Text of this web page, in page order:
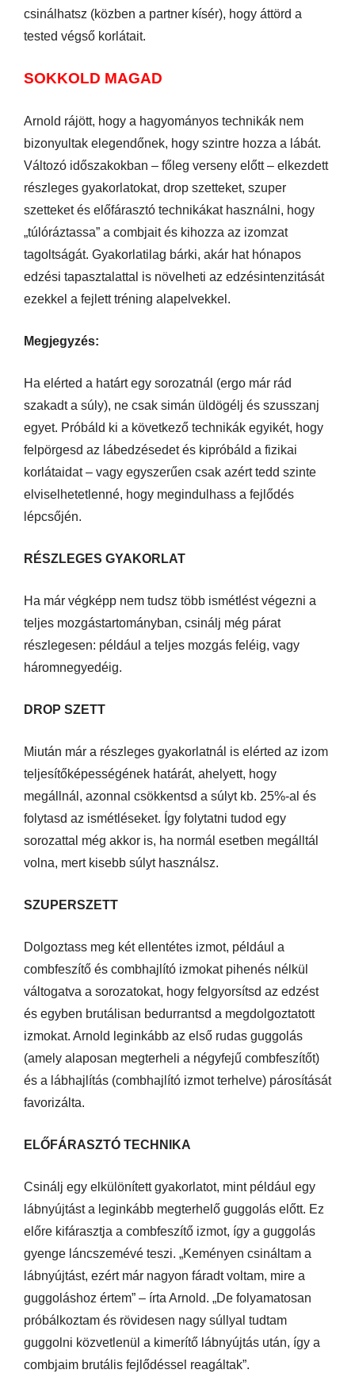
csinálhatsz (közben a partner kísér), hogy áttörd a
tested végső korlátait.
SOKKOLD MAGAD
Arnold rájött, hogy a hagyományos technikák nem
bizonyultak elegendőnek, hogy szintre hozza a lábát.
Változó időszakokban – főleg verseny előtt – elkezdett
részleges gyakorlatokat, drop szetteket, szuper
szetteket és előfárasztó technikákat használni, hogy
„túlóráztassa” a combjait és kihozza az izomzat
tagoltságát. Gyakorlatilag bárki, akár hat hónapos
edzési tapasztalattal is növelheti az edzésintenzitását
ezekkel a fejlett tréning alapelvekkel.
Megjegyzés:
Ha elérted a határt egy sorozatnál (ergo már rád
szakadt a súly), ne csak simán üldögélj és szusszanj
egyet. Próbáld ki a következő technikák egyikét, hogy
felpörgesd az lábedzésedet és kipróbáld a fizikai
korlátaidat – vagy egyszerűen csak azért tedd szinte
elviselhetetlenné, hogy megindulhass a fejlődés
lépcsőjén.
RÉSZLEGES GYAKORLAT
Ha már végképp nem tudsz több ismétlést végezni a
teljes mozgástartományban, csinálj még párat
részlegesen: például a teljes mozgás feléig, vagy
háromnegyedéig.
DROP SZETT
Miután már a részleges gyakorlatnál is elérted az izom
teljesítőképességének határát, ahelyett, hogy
megállnál, azonnal csökkentsd a súlyt kb. 25%-al és
folytasd az ismétléseket. Így folytatni tudod egy
sorozattal még akkor is, ha normál esetben megálltál
volna, mert kisebb súlyt használsz.
SZUPERSZETT
Dolgoztass meg két ellentétes izmot, például a
combfeszítő és combhajlító izmokat pihenés nélkül
váltogatva a sorozatokat, hogy felgyorsítsd az edzést
és egyben brutálisan bedurrantsd a megdolgoztatott
izmokat. Arnold leginkább az első rudas guggolás
(amely alaposan megterheli a négyfejű combfeszítőt)
és a lábhajlítás (combhajlító izmot terhelve) párosítását
favorizálta.
ELŐFÁRASZTÓ TECHNIKA
Csinálj egy elkülönített gyakorlatot, mint például egy
lábnyújtást a leginkább megterhelő guggolás előtt. Ez
előre kifárasztja a combfeszítő izmot, így a guggolás
gyenge láncszemévé teszi. „Keményen csináltam a
lábnyújtást, ezért már nagyon fáradt voltam, mire a
guggoláshoz értem” – írta Arnold. „De folyamatosan
próbálkoztam és rövidesen nagy súllyal tudtam
guggolni közvetlenül a kimerítő lábnyújtás után, így a
combjaim brutális fejlődéssel reagáltak”.